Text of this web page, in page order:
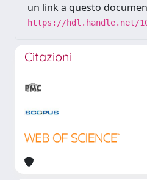
un link a questo
https://hdl.handle.net/
Citazioni